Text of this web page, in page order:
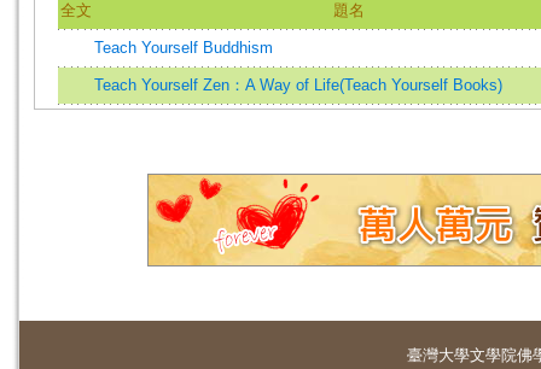
全文 題名
Teach Yourself Buddhism
Teach Yourself Zen：A Way of Life(Teach Yourself Books)
臺灣大學文學院佛